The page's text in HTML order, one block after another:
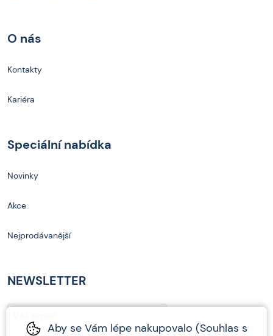
O nás
Kontakty
Kariéra
Speciální nabídka
Novinky
Akce
Nejprodávanější
NEWSLETTER
Aby se Vám lépe nakupovalo (Souhlas s